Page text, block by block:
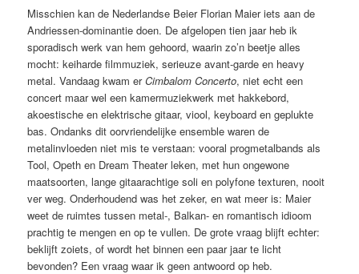
Misschien kan de Nederlandse Beier Florian Maier iets aan de
Andriessen-dominantie doen. De afgelopen tien jaar heb ik
sporadisch werk van hem gehoord, waarin zo’n beetje alles
mocht: keiharde filmmuziek, serieuze avant-garde en heavy
metal. Vandaag kwam erCimbalom Concerto, niet echt een
concert maar wel een kamermuziekwerk met hakkebord,
akoestische en elektrische gitaar, viool, keyboard en geplukte
bas. Ondanks dit oorvriendelijke ensemble waren de
metalinvloeden niet mis te verstaan: vooral progmetalbands als
Tool, Opeth en Dream Theater leken, met hun ongewone
maatsoorten, lange gitaarachtige soli en polyfone texturen, nooit
ver weg. Onderhoudend was het zeker, en wat meer is: Maier
weet de ruimtes tussen metal-, Balkan- en romantisch idioom
prachtig te mengen en op te vullen. De grote vraag blijft echter:
beklijft zoiets, of wordt het binnen een paar jaar te licht
bevonden? Een vraag waar ik geen antwoord op heb.